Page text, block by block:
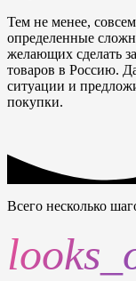
Тем не менее,
определенные
желающих сделать
товаров в Россию.
ситуации и
покупки.
Всего несколько